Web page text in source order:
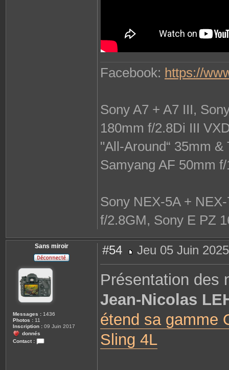
Facebook: https://
Sony A7 + A7 III,
180mm f/2.8Di III
"All-Around“ 35mm
Samyang AF 50mm
Sony NEX-5A +
f/2.8GM, Sony E PZ
Sans miroir
Messages : 1436
Photos : 11
Inscription : 09 Juin 2017
donnés
Contact :
#54
e
s
a
Jeu 05 Juin
Présentation des
Jean-Nicolas
étend sa gamme
Sling 4L